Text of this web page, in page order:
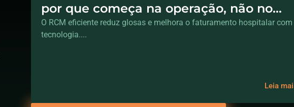
por que começa na operação, não no
financeiro
O RCM eficiente reduz glosas e melhora o faturamento hospitalar com
tecnologia....
Leia